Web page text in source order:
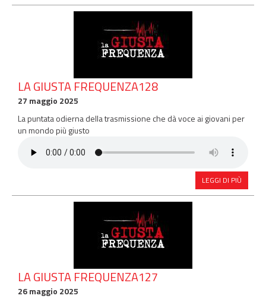
LA GIUSTA FREQUENZA128
27 maggio 2025
La puntata odierna della trasmissione che dà voce ai giovani per
un mondo più giusto
LEGGI DI PIÙ
LA GIUSTA FREQUENZA127
26 maggio 2025